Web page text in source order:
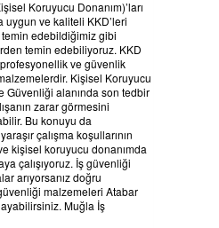
Koruyucu Donanım)’ları
uygun ve kaliteli KKD’leri
edebildiğimiz gibi
temin edebiliyoruz. KKD
ve güvenlik
Kişisel Koruyucu
Güvenliği alanında son tedbir
zarar görmesini
Bu konuyu da
çalışma koşullarının
kişisel koruyucu donanımda
çalışıyoruz. İş güvenliği
arıyorsanız doğru
malzemeleri Atabar
Muğla İş